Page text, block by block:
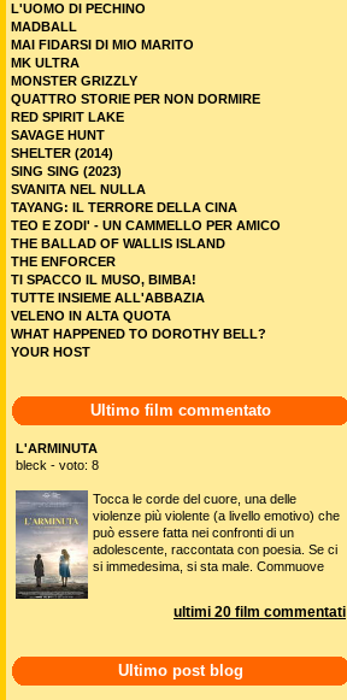
L'UOMO DI PECHINO
MADBALL
MAI FIDARSI DI MIO MARITO
MK ULTRA
MONSTER GRIZZLY
QUATTRO STORIE PER NON DORMIRE
RED SPIRIT LAKE
SAVAGE HUNT
SHELTER (2014)
SING SING (2023)
SVANITA NEL NULLA
TAYANG: IL TERRORE DELLA CINA
TEO E ZODI' - UN CAMMELLO PER AMICO
THE BALLAD OF WALLIS ISLAND
THE ENFORCER
TI SPACCO IL MUSO, BIMBA!
TUTTE INSIEME ALL'ABBAZIA
VELENO IN ALTA QUOTA
WHAT HAPPENED TO DOROTHY BELL?
YOUR HOST
Ultimo film commentato
L'ARMINUTA
bleck - voto: 8
Tocca le corde del cuore, una delle
violenze più violente (a livello emotivo) che
può essere fatta nei confronti di un
adolescente, raccontata con poesia. Se ci
si immedesima, si sta male. Commuove
ultimi 20 film commentati
Ultimo post blog